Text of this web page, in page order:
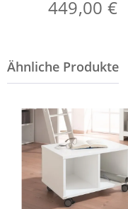
449,00 €